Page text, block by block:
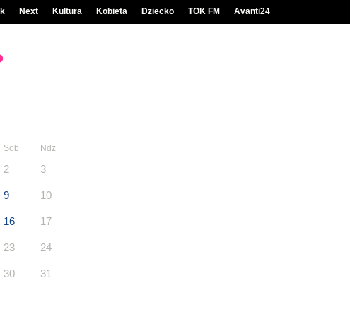
Next Kultura Kobieta Dziecko TOK FM Avanti24
Sob Ndz
2 3
9 10
16 17
23 24
30 31